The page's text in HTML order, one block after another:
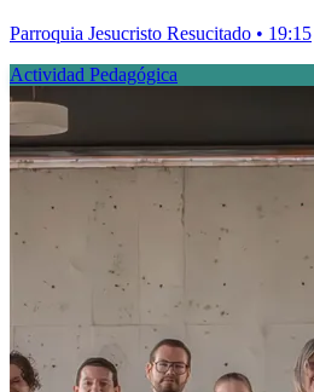
Parroquia Jesucristo Resucitado • 19:15
Actividad Pedagógica